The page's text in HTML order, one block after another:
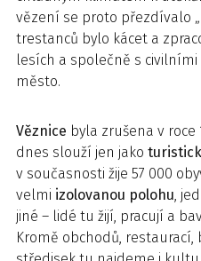
vězení se proto přezdívalo „
trestanců bylo kácet a
lesích a společně s
město.
Věznice byla zrušena v
dnes slouží jen jako
v současnosti žije 57 000
velmi izolovanou polohu,
jiné – lidé tu žijí, pracují a
Kromě obchodů,